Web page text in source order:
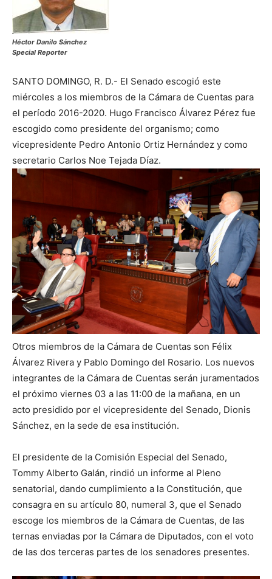
Héctor Danilo Sánchez
Special Reporter
SANTO DOMINGO, R. D.- El Senado escogió este
miércoles a los miembros de la Cámara de Cuentas para
el período 2016-2020. Hugo Francisco Álvarez Pérez fue
escogido como presidente del organismo; como
vicepresidente Pedro Antonio Ortiz Hernández y como
secretario Carlos Noe Tejada Díaz.
Otros miembros de la Cámara de Cuentas son Félix
Álvarez Rivera y Pablo Domingo del Rosario. Los nuevos
integrantes de la Cámara de Cuentas serán juramentados
el próximo viernes 03 a las 11:00 de la mañana, en un
acto presidido por el vicepresidente del Senado, Dionis
Sánchez, en la sede de esa institución.
El presidente de la Comisión Especial del Senado,
Tommy Alberto Galán, rindió un informe al Pleno
senatorial, dando cumplimiento a la Constitución, que
consagra en su artículo 80, numeral 3, que el Senado
escoge los miembros de la Cámara de Cuentas, de las
ternas enviadas por la Cámara de Diputados, con el voto
de las dos terceras partes de los senadores presentes.